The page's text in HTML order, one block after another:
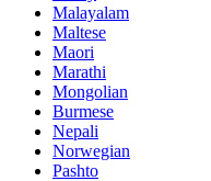
Malayalam
Maltese
Maori
Marathi
Mongolian
Burmese
Nepali
Norwegian
Pashto